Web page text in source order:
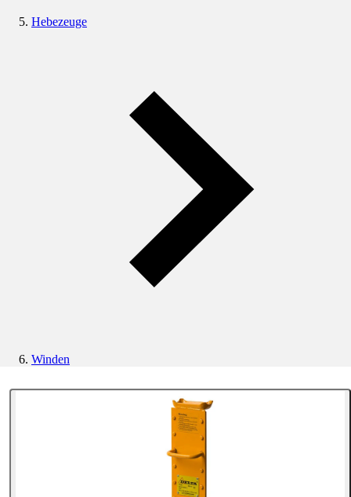
Hebezeuge
Winden